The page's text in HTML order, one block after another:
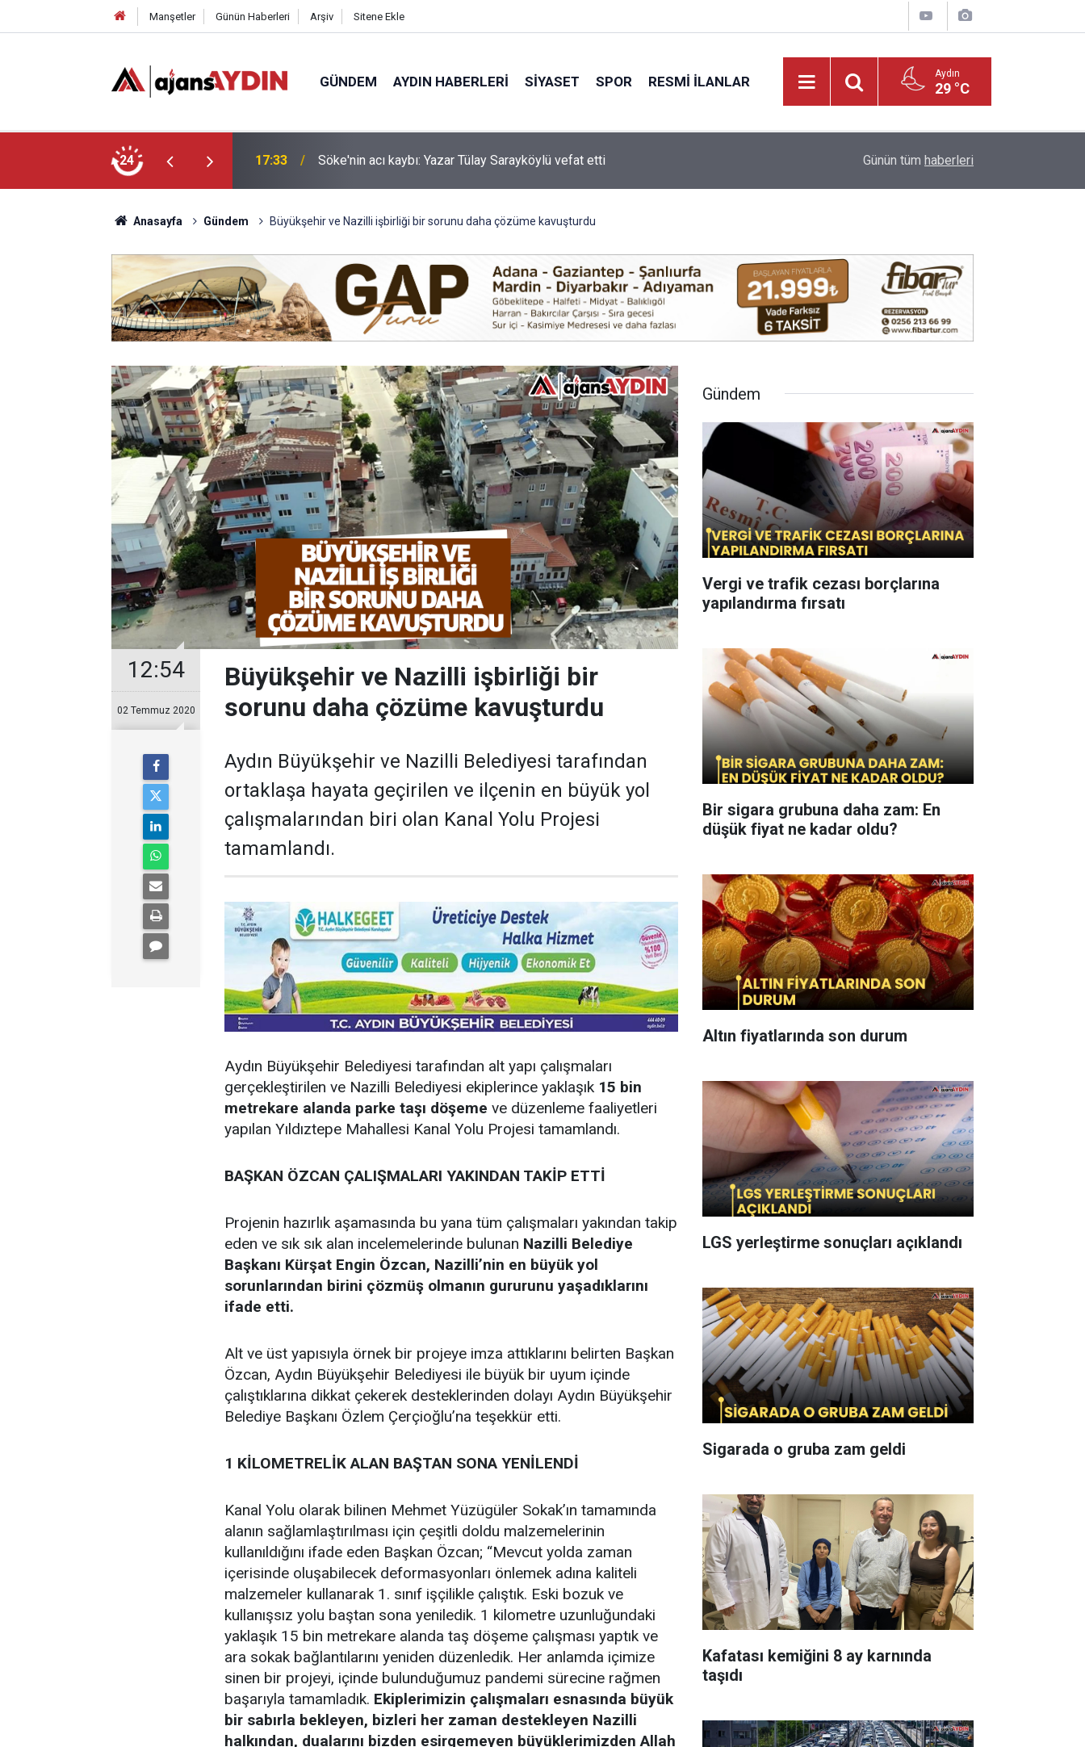
Manşetler Günün Haberleri Arşiv Sitene Ekle
GÜNDEM AYDIN HABERLERI SIYASET SPOR RESMI İLANLAR Aydın
29 °C
24 17:23 Nazilli'de motosiklet kazası: 16 yaşındaki Mustafa vefat etti Kuyucak'ta 5 dekar kestanelik yandı
Günün tüm haberleri
Anasayfa Gündem Büyükşehir ve Nazilli işbirliği bir sorunu daha çözüme kavuşturdu
12:54
02 Temmuz 2020
Büyükşehir ve Nazilli işbirliği bir
sorunu daha çözüme kavuşturdu
Aydın Büyükşehir ve Nazilli Belediyesi tarafından
ortaklaşa hayata geçirilen ve ilçenin en büyük yol
çalışmalarından biri olan Kanal Yolu Projesi
tamamlandı.
Aydın Büyükşehir Belediyesi tarafından alt yapı çalışmaları
gerçekleştirilen ve Nazilli Belediyesi ekiplerince yaklaşık 15 bin
metrekare alanda parke taşı döşeme ve düzenleme faaliyetleri
yapılan Yıldıztepe Mahallesi Kanal Yolu Projesi tamamlandı.
BAŞKAN ÖZCAN ÇALIŞMALARI YAKINDAN TAKİP ETTİ
Projenin hazırlık aşamasında bu yana tüm çalışmaları yakından takip
eden ve sık sık alan incelemelerinde bulunan Nazilli Belediye
Başkanı Kürşat Engin Özcan, Nazilli’nin en büyük yol
sorunlarından birini çözmüş olmanın gururunu yaşadıklarını
ifade etti.
Alt ve üst yapısıyla örnek bir projeye imza attıklarını belirten Başkan
Özcan, Aydın Büyükşehir Belediyesi ile büyük bir uyum içinde
çalıştıklarına dikkat çekerek desteklerinden dolayı Aydın Büyükşehir
Belediye Başkanı Özlem Çerçioğlu’na teşekkür etti.
1 KİLOMETRELİK ALAN BAŞTAN SONA YENİLENDİ
Kanal Yolu olarak bilinen Mehmet Yüzügüler Sokak’ın tamamında
alanın sağlamlaştırılması için çeşitli doldu malzemelerinin
kullanıldığını ifade eden Başkan Özcan; “Mevcut yolda zaman
içerisinde oluşabilecek deformasyonları önlemek adına kaliteli
malzemeler kullanarak 1. sınıf işçilikle çalıştık. Eski bozuk ve
kullanışsız yolu baştan sona yeniledik. 1 kilometre uzunluğundaki
yaklaşık 15 bin metrekare alanda taş döşeme çalışması yaptık ve
ara sokak bağlantılarını yeniden düzenledik. Her anlamda içimize
sinen bir projeyi, içinde bulunduğumuz pandemi sürecine rağmen
başarıyla tamamladık. Ekiplerimizin çalışmaları esnasında büyük
bir sabırla bekleyen, bizleri her zaman destekleyen Nazilli
halkından, dualarını bizden esirgemeyen büyüklerimizden Allah
Gündem
Vergi ve trafik cezası borçlarına
yapılandırma fırsatı
Bir sigara grubuna daha zam: En
düşük fiyat ne kadar oldu?
Altın fiyatlarında son durum
LGS yerleştirme sonuçları açıklandı
Sigarada o gruba zam geldi
Kafatası kemiğini 8 ay karnında
taşıdı